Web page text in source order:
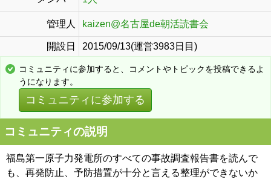
管理人 kaizen@名古屋de朝活読書会
開設日 2015/09/13(運営3983日目)
コミュニティに参加すると、コメントやトピックを投稿できるよ
うになります。
コミュニティに参加する
コミュニティの説明
福島第一原子力発電所のすべての事故調査報告書を読んで
も、再発防止、予防措置が十分と言える整理ができないか